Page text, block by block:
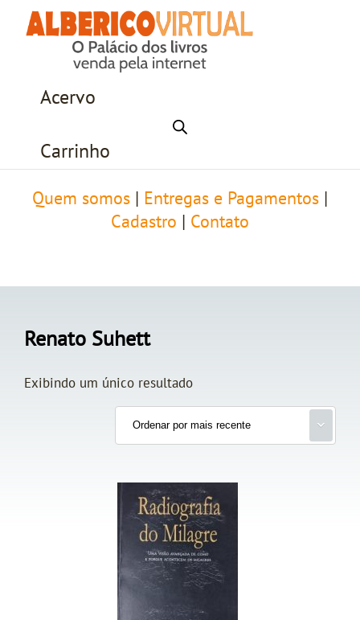
Acervo
Carrinho
Quem somos Entregas e Pagamentos
Cadastro
Contato
Renato Suhett
Exibindo um único resultado